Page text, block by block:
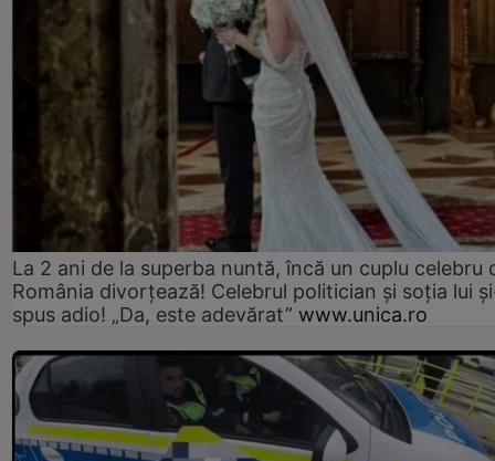
La 2 ani de la superba nuntă, încă un cuplu celebru
România divorțează! Celebrul politician și soția lui
spus adio! „Da, este adevărat” www.unica.ro